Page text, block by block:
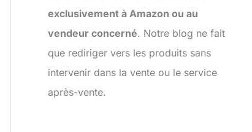
exclusivement à Amazon ou au
vendeur concerné. Notre blog ne fait
que rediriger vers les produits sans
intervenir dans la vente ou le service
après-vente.